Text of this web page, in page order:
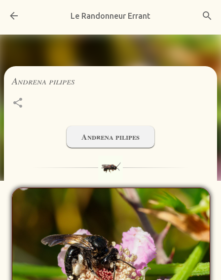
Accéder au contenu principal
Le Randonneur Errant
Andrena pilipes
Andrena pilipes